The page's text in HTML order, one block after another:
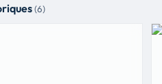
(6)